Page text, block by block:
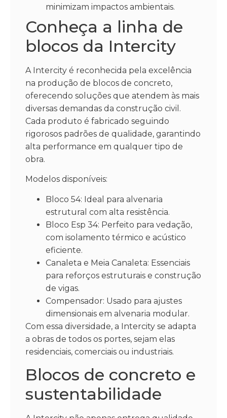
minimizam impactos ambientais.
Conheça a linha de
blocos da Intercity
A Intercity é reconhecida pela excelência
na produção de blocos de concreto,
oferecendo soluções que atendem às mais
diversas demandas da construção civil.
Cada produto é fabricado seguindo
rigorosos padrões de qualidade, garantindo
alta performance em qualquer tipo de
obra.
Modelos disponíveis:
Bloco 54: Ideal para alvenaria
estrutural com alta resistência.
Bloco Esp 34: Perfeito para vedação,
com isolamento térmico e acústico
eficiente.
Canaleta e Meia Canaleta: Essenciais
para reforços estruturais e construção
de vigas.
Compensador: Usado para ajustes
dimensionais em alvenaria modular.
Com essa diversidade, a Intercity se adapta
a obras de todos os portes, sejam elas
residenciais, comerciais ou industriais.
Blocos de concreto e
sustentabilidade